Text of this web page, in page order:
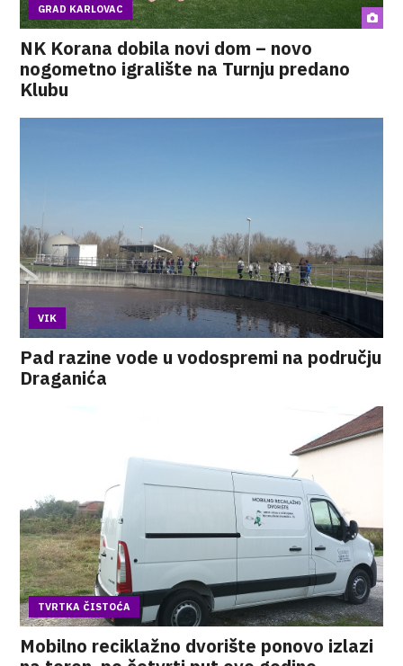
GRAD KARLOVAC
NK Korana dobila novi dom – novo
nogometno igralište na Turnju predano
Klubu
VIK
Pad razine vode u vodospremi na području
Draganića
TVRTKA ČISTOĆA
Mobilno reciklažno dvorište ponovo izlazi